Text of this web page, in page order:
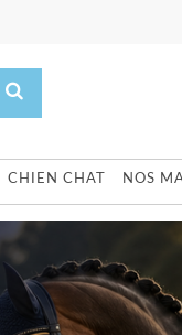
CHIEN CHAT NOS